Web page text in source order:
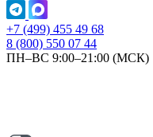
+7 (499) 455 49 68
8 (800) 550 07 44
ПН–ВС 9:00–21:00 (МСК)